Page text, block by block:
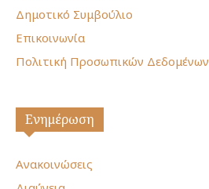
Δημοτικό Συμβούλιο
Επικοινωνία
Πολιτική Προσωπικών Δεδομένων
Ενημέρωση
Ανακοινώσεις